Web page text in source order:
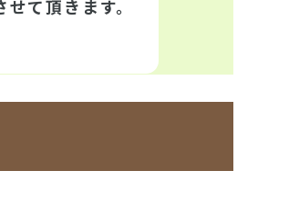
て頂きます。